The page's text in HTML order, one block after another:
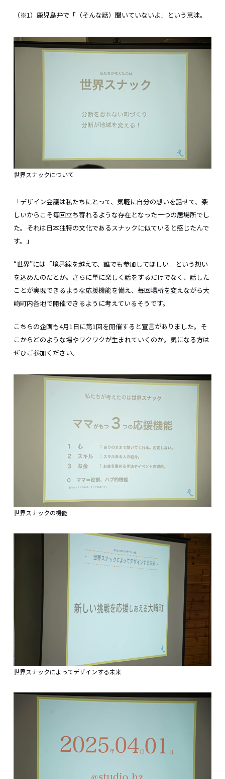
（※1）鹿児島弁で「（そんな話）聞いていないよ」という意味。
世界スナックについて
「デザイン会議は私たちにとって、気軽に自分の想いを話せて、楽
しいからこそ毎回立ち寄れるような存在となった一つの居場所でし
た。それは日本独特の文化であるスナックに似ていると感じたんで
す。」
“世界”には「境界線を越えて、誰でも参加してほしい」という想い
を込めたのだとか。さらに単に楽しく話をするだけでなく、話した
ことが実現できるような応援機能を備え、毎回場所を変えながら大
崎町内各地で開催できるように考えているそうです。
こちらの企画も4月1日に第1回を開催すると宣言がありました。そ
こからどのような場やワクワクが生まれていくのか。気になる方は
ぜひご参加ください。
世界スナックの機能
世界スナックによってデザインする未来